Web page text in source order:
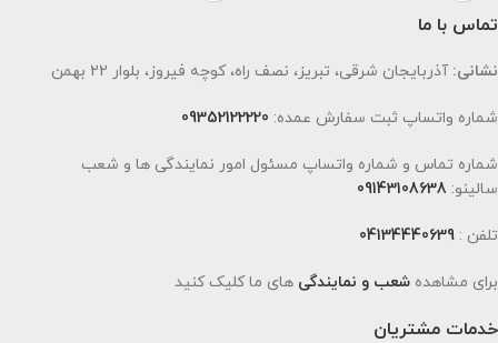
تماس با ما
نشانی: آذربایجان شرقی، تبریز، نصف راه، کوچه فیروز، بلوار 22 بهمن
شماره واتساپ ثبت سفارش عمده: 09352122220
شماره تماس و شماره واتساپ مسئول امور نمایندگی ها و شعب
سالینو: 09143108638
تلفن : 04134440639
برای مشاهده شعب و نمایندگی های ما کلیک کنید
خدمات مشتریان